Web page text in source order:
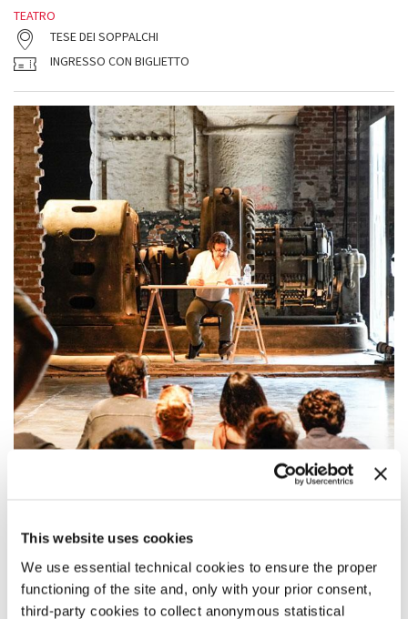
This website uses cookies
We use essential technical cookies to ensure the proper
functioning of the site and, only with your prior consent,
third-party cookies to collect anonymous statistical
TEATRO
TESE DEI SOPPALCHI
INGRESSO CON BIGLIETTO
21:00
PAROLE DALL’INFERNO
Annibale Pavone legge l’Infernodi Dante.
LEGGI TUTTO